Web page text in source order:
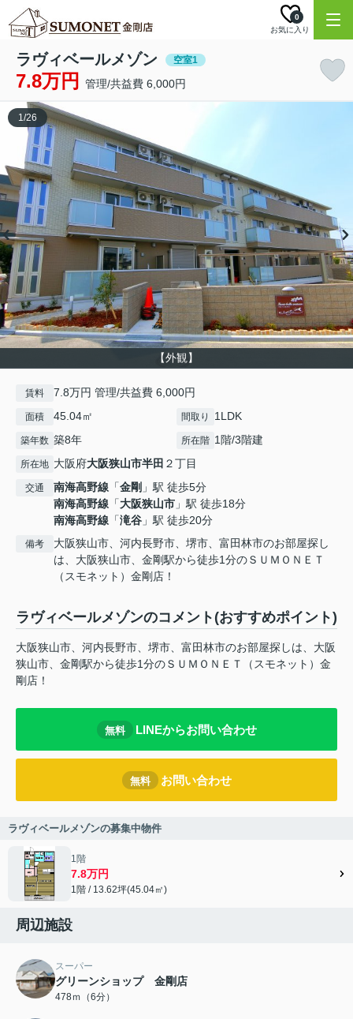
お気に入り
0
ラヴィベールメゾン 空室1
7.8万円 管理/共益費 6,000円
【外観】
1/26
賃料 7.8万円 管理/共益費 6,000円
面積 45.04㎡ 間取り 1LDK
築年数 築8年 所在階 1階/3階建
所在地 大阪府大阪狭山市半田 ２丁目
交通 南海高野線 「金剛 」駅 徒歩5分
南海高野線 「大阪狭山市 」駅 徒歩18分
南海高野線 「滝谷 」駅 徒歩20分
備考
大阪狭山市、河内長野市、堺市、富田林市のお部屋探し
は、大阪狭山市、金剛駅から徒歩1分のＳＵＭＯＮＥＴ
（スモネット）金剛店！
ラヴィベールメゾンのコメント(おすすめポイント)
大阪狭山市、河内長野市、堺市、富田林市のお部屋探しは、大阪
狭山市、金剛駅から徒歩1分のＳＵＭＯＮＥＴ（スモネット）金
剛店！
無料 LINEからお問い合わせ
無料 お問い合わせ
ラヴィベールメゾンの募集中物件
1階
7.8万円
1階 / 13.62坪(45.04㎡)
周辺施設
スーパー
グリーンショップ 金剛店
478ｍ（6分）